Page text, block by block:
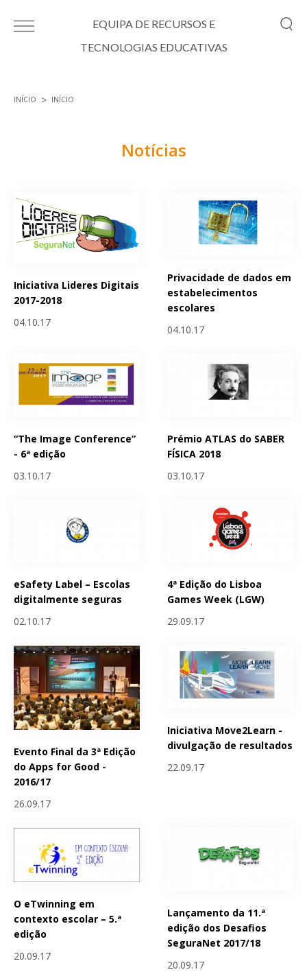
EQUIPA DE RECURSOS E
TECNOLOGIAS EDUCATIVAS
INÍCIO INÍCIO
Notícias
Iniciativa Lideres Digitais
2017-2018
04.10.17
Privacidade de dados em
estabelecimentos
escolares
04.10.17
“The Image Conference”
- 6ª edição
03.10.17
Prémio ATLAS do SABER
FÍSICA 2018
03.10.17
eSafety Label – Escolas
digitalmente seguras
02.10.17
4ª Edição do Lisboa
Games Week (LGW)
29.09.17
Evento Final da 3ª Edição
do Apps for Good -
2016/17
26.09.17
Iniciativa Move2Learn -
divulgação de resultados
22.09.17
O eTwinning em
contexto escolar – 5.ª
edição
20.09.17
Lançamento da 11.ª
edição dos Desafios
SeguraNet 2017/18
20.09.17
Páginas